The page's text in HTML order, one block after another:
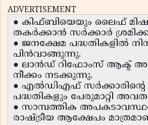
ADVERTISEMENT
● കിഫ്ബിയെയും ലൈഫ്
തകർക്കാൻ സർക്കാർ
● ജനക്ഷേമ പദ്ധതികളിൽ
പിൻവാങ്ങുന്നു.
● ലാൻഡ് റിഫോംസ് ആക്ട്
നീക്കം നടക്കുന്നു.
● എൽഡിഎഫ് സർക്കാരിന്റെ
പദ്ധതികളും പേരുമാറ്റി
● സാമ്പത്തിക
രാഷ്ട്രീയ ആക്ഷേപം